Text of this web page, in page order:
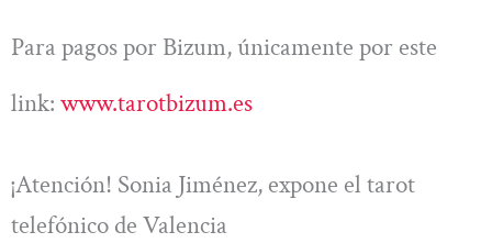
Para pagos por Bizum, únicamente por este
link: www.tarotbizum.es
¡Atención! Sonia Jiménez, expone el tarot
telefónico de Valencia